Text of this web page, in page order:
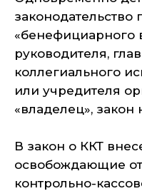
законодательство
«бенефициарного
руководителя,
коллегиального
или учредителя
«владелец», закон
В закон о ККТ
освобождающие
контрольно-